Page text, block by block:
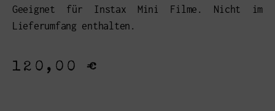
Geeignet für Instax Mini Filme. Nicht im
Lieferumfang enthalten.
120,00 €